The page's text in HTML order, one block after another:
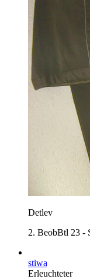
Detlev
2. BeobBtl 23 -
stiwa
Erleuchteter